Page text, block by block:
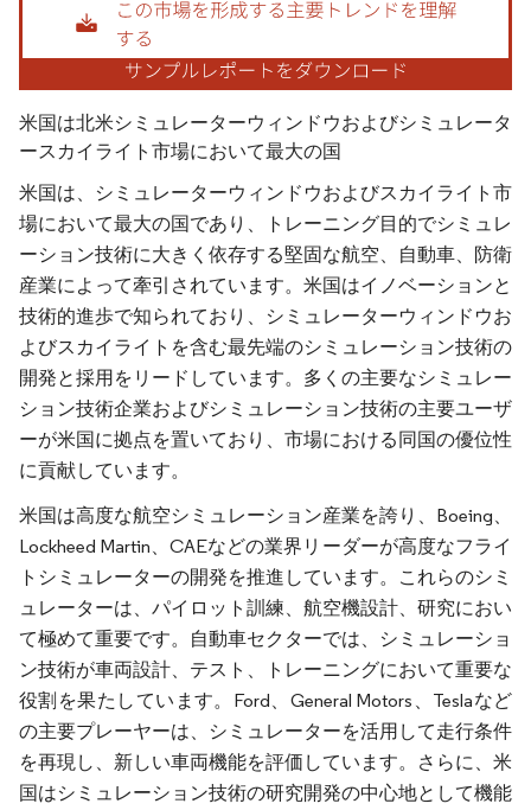
米国は北米シミュレーターウィンドウおよびシミュレータ
ースカイライト市場において最大の国
米国は、シミュレーターウィンドウおよびスカイライト市
場において最大の国であり、トレーニング目的でシミュレ
ーション技術に大きく依存する堅固な航空、自動車、防衛
産業によって牽引されています。米国はイノベーションと
技術的進歩で知られており、シミュレーターウィンドウお
よびスカイライトを含む最先端のシミュレーション技術の
開発と採用をリードしています。多くの主要なシミュレー
ション技術企業およびシミュレーション技術の主要ユーザ
ーが米国に拠点を置いており、市場における同国の優位性
に貢献しています。
米国は高度な航空シミュレーション産業を誇り、Boeing、
Lockheed Martin、CAEなどの業界リーダーが高度なフライ
トシミュレーターの開発を推進しています。これらのシミ
ュレーターは、パイロット訓練、航空機設計、研究におい
て極めて重要です。自動車セクターでは、シミュレーショ
ン技術が車両設計、テスト、トレーニングにおいて重要な
役割を果たしています。Ford、General Motors、Teslaなど
の主要プレーヤーは、シミュレーターを活用して走行条件
を再現し、新しい車両機能を評価しています。さらに、米
国はシミュレーション技術の研究開発の中心地として機能